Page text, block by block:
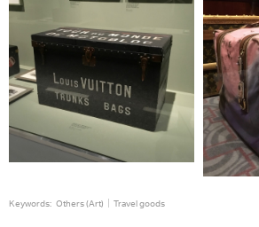
Keywords: Others (Art) Travel goods